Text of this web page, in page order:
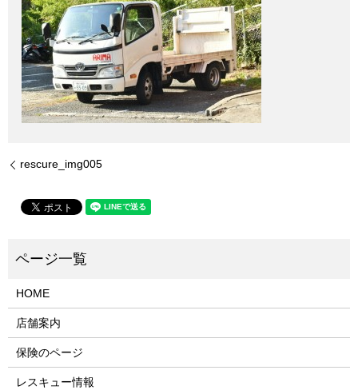
rescure_img005
HOME
店舗案内
保険のページ
レスキュー情報